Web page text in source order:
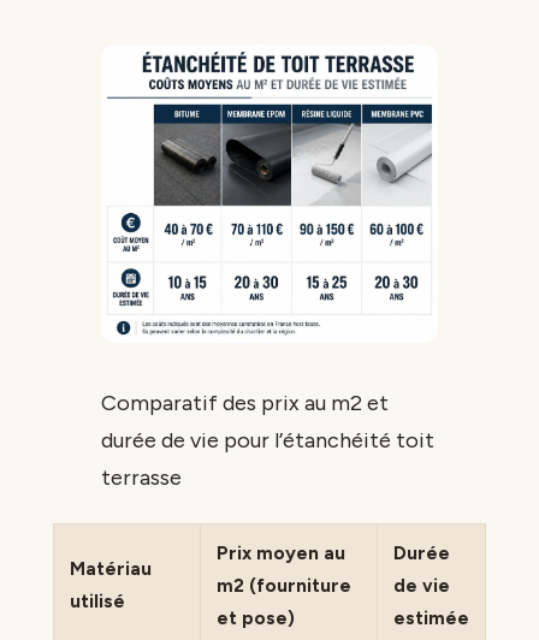
Comparatif des prix au m2 et
durée de vie pour l’étanchéité toit
terrasse
Matériau
utilisé
Prix moyen au
m2 (fourniture
et pose)
Durée
de vie
estimée